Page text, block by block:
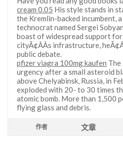
cream 0.05 His style stands in
the Kremlin-backed incumbent,
technocrat named Sergei
boast of widespread support
cityÃ¢ÂÂs infrastructure,
public debate.
pfizer viagra 100mg kaufen The
urgency after a small asteroid
above Chelyabinsk, Russia, in
exploded with 20- to 30 times
atomic bomb. More than 1,500
flying glass and debris.
作者 文章